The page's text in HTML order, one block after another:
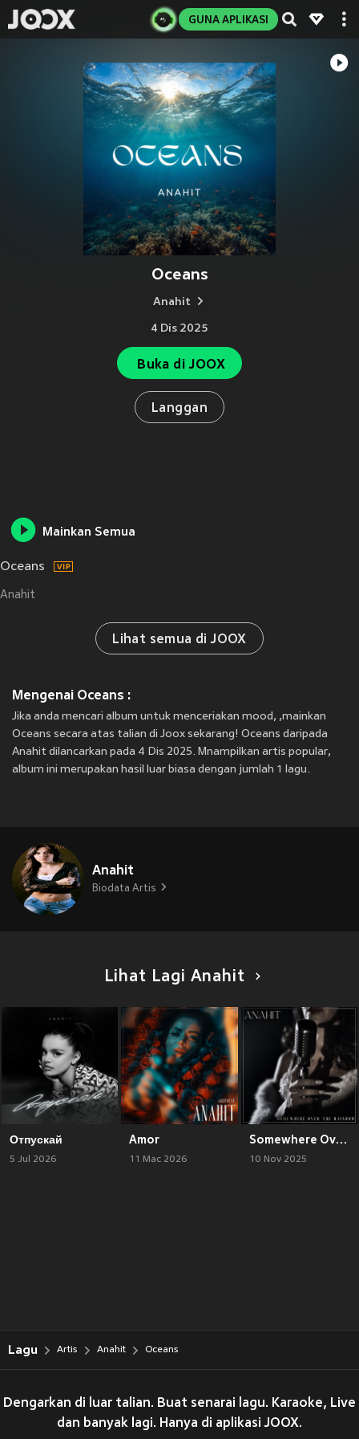
GUNA APLIKASI
Oceans
Anahit
4 Dis 2025
Buka di JOOX
Langgan
Mainkan Semua
Oceans
Anahit
Lihat semua di JOOX
Mengenai Oceans :
Jika anda mencari album untuk menceriakan mood, ,mainkan
Oceans secara atas talian di Joox sekarang! Oceans daripada
Anahit dilancarkan pada 4 Dis 2025. Mnampilkan artis popular,
album ini merupakan hasil luar biasa dengan jumlah 1 lagu.
Anahit
Biodata Artis
Lihat Lagi Anahit
Отпускай
5 Jul 2026
Amor
11 Mac 2026
Somewhere Over The Rainbow
10 Nov 2025
Lagu Artis Anahit Oceans
Dengarkan di luar talian. Buat senarai lagu. Karaoke, Live
dan banyak lagi. Hanya di aplikasi JOOX.